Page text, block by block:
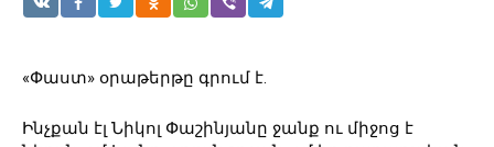
«Փաստ» օրաթերթը գրում է.
Ինչքան էլ Նիկոլ Փաշինյանը ջանք ու միջոց է